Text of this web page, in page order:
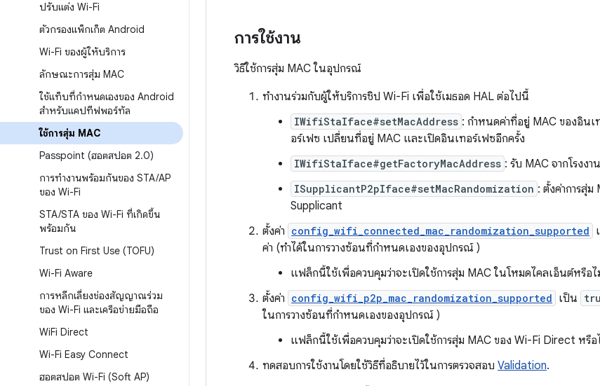
ปรับแต่ง Wi-Fi
ตัวกรองแพ็กเก็ต Android
Wi-Fi ของผู้ให้บริการ
ลักษณะการสุ่ม MAC
ใช้แท็บที่กำหนดเองของ Android
สำหรับแคปทีฟพอร์ทัล
ใช้การสุ่ม MAC
Passpoint (ฮอตสปอต 2.0)
การทำงานพร้อมกันของ STA/AP
ของ Wi-Fi
STA/STA ของ Wi-Fi ที่เกิดขึ้น
พร้อมกัน
Trust on First Use (TOFU)
Wi-Fi Aware
การหลีกเลี่ยงช่องสัญญาณร่วม
ของ Wi-Fi และเครือข่ายมือถือ
WiFi Direct
Wi-Fi Easy Connect
ฮอตสปอต Wi-Fi (Soft AP)
การใช้งาน
วิธีใช้การสุ่ม MAC ในอุปกรณ์
ทำงานร่วมกับผู้ให้บริการชิป Wi-Fi เพื่อใช้เมธอด HAL ต่อไปนี้
IWifiStaIface#setMacAddress : กำหนดค่าที่อยู่ MAC ของอินเ
อร์เฟซ เปลี่ยนที่อยู่ MAC และเปิดอินเทอร์เฟซอีกครั้ง
IWifiStaIface#getFactoryMacAddress : รับ MAC จากโรงงา
ISupplicantP2pIface#setMacRandomization : ตั้งค่าการสุ่
Supplicant
ตั้งค่า config_wifi_connected_mac_randomization_supported
ค่า (ทำได้ในการวางซ้อนที่กำหนดเองของอุปกรณ์ )
แฟล็กนี้ใช้เพื่อควบคุมว่าจะเปิดใช้การสุ่ม MAC ในโหมดไคลเอ็นต์หรือไ
ตั้งค่า config_wifi_p2p_mac_randomization_supported เป็น
ในการวางซ้อนที่กำหนดเองของอุปกรณ์ )
แฟล็กนี้ใช้เพื่อควบคุมว่าจะเปิดใช้การสุ่ม MAC ของ Wi-Fi Direct หรือ
ทดสอบการใช้งานโดยใช้วิธีที่อธิบายไว้ในการตรวจสอบ Validation.